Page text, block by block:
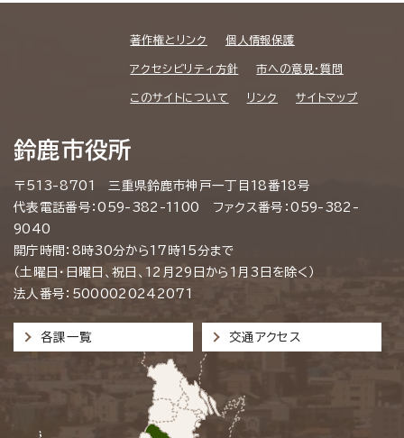
著作権とリンク 個人情報保護
アクセシビリティ方針 市への意見・質問
このサイトについて リンク サイトマップ
鈴鹿市役所
〒513-8701 三重県鈴鹿市神戸一丁目18番18号
代表電話番号：059-382-1100 ファクス番号：059-382-
9040
開庁時間：8時30分から17時15分まで
（土曜日・日曜日、祝日、12月29日から1月3日を除く）
法人番号：5000020242071
各課一覧 交通アクセス